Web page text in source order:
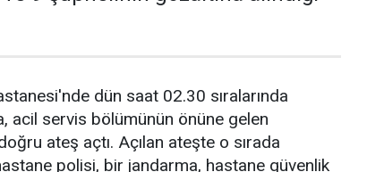
dün saat 02.30 sıralarında
acil servis bölümünün önüne gelen
ateş açtı. Açılan ateşte o sırada
polisi, bir jandarma, hastane güvenlik